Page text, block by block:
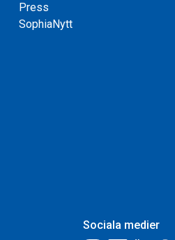
Press
SophiaNytt
Sociala medier